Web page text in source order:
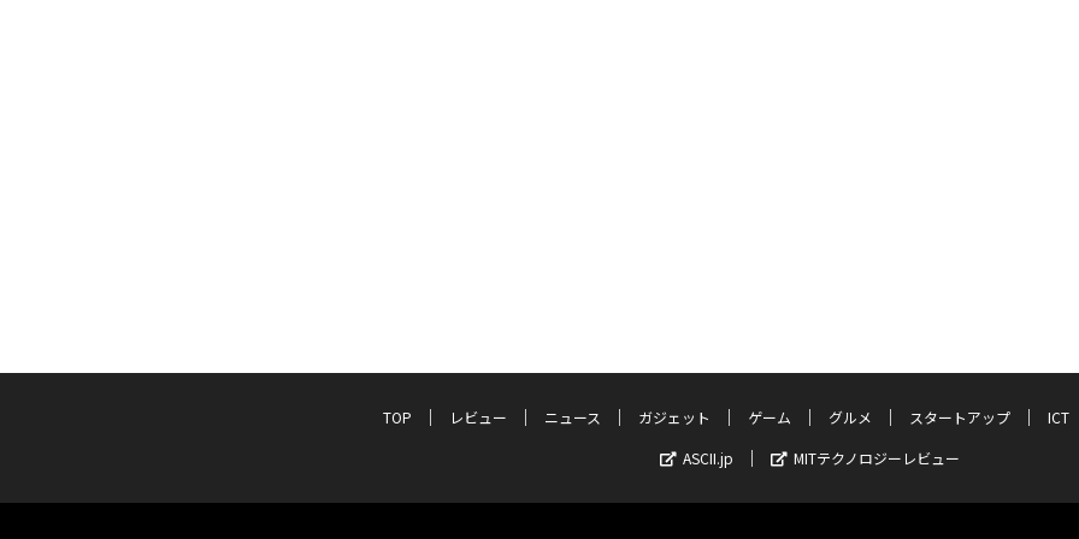
TOP レビュー ニュース ガジェット ゲーム グルメ スタートアップ ICT
ASCII.jp
MITテクノロジーレビュー